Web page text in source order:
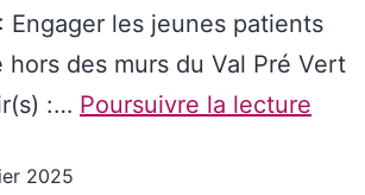
Engager les jeunes patients
des murs du Val Pré Vert
:… Poursuivre la lecture
2025